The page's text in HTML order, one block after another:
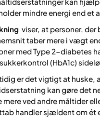
mindre energi end et
viser, at personer,
taber mere i vægt
med Type 2-diabetes
(HbA1c)
er det vigtigt at huske,
kan gøre det
mere ved andre måltider
handler sjældent om ét